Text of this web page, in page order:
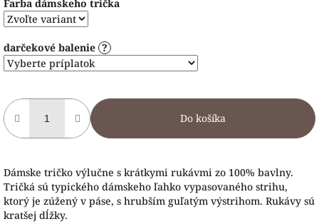
Farba dámskeho trička
darčekové balenie ?
Do košíka
Dámske tričko výlučne s krátkymi rukávmi zo 100% bavlny.
Tričká sú typického dámskeho ľahko vypasovaného strihu,
ktorý je zúžený v páse, s hrubším guľatým výstrihom. Rukávy sú
kratšej dĺžky.